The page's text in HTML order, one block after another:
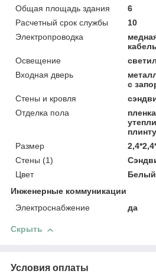
Общая площадь здания
6
Расчетный срок службы
10
Электропроводка
Освещение
Входная дверь
с
Стены и кровля
Отделка пола
Размер
Стены (1)
Цвет
Белый
Инженерные коммуникации
Электроснабжение
да
Скрыть
Условия оплаты